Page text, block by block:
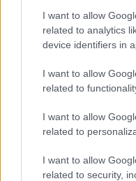
I want to allow
related to analytics
device identifiers in
I want to allow
related to
I want to allow
related to
I want to allow
related to security,
Κόσμος|23.07.2024
Χάος στο